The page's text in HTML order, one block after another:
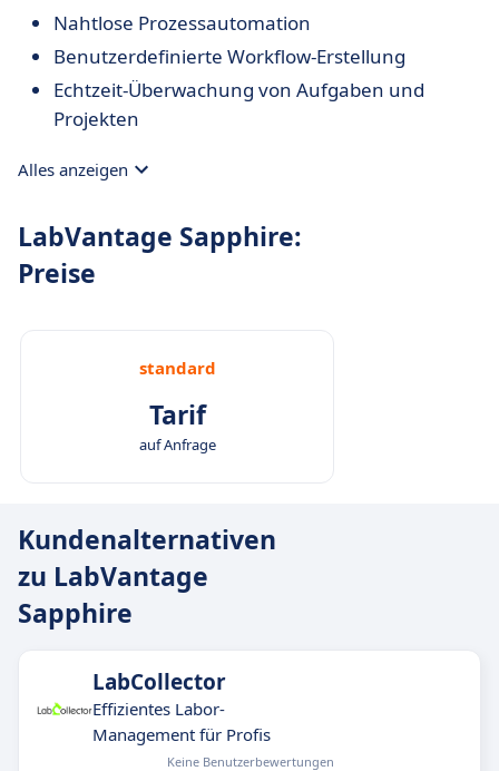
Nahtlose Prozessautomation
Benutzerdefinierte Workflow-Erstellung
Echtzeit-Überwachung von Aufgaben und
Projekten
Alles anzeigen
LabVantage Sapphire:
Preise
standard
Tarif
auf Anfrage
Kundenalternativen
zu LabVantage
Sapphire
LabCollector
Effizientes Labor-
Management für Profis
Keine Benutzerbewertungen